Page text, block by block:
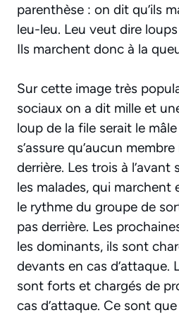
parenthèse : on dit qu’ils
leu-leu. Leu veut dire
Ils marchent donc à la
Sur cette image très
sociaux on a dit mille et
loup de la file serait le
s’assure qu’aucun
derrière. Les trois à l’avant
les malades, qui marchent
le rythme du groupe de
pas derrière. Les
les dominants, ils sont
devants en cas d’attaque.
sont forts et chargés de
cas d’attaque. Ce sont